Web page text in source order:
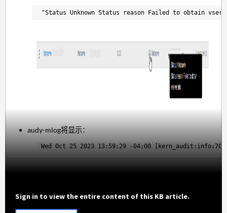
"Status Unknown Status reason Failed to obtain
audy-mlog将显示：
Wed Oct 25 2023 13:59:29 -04:00
Sign in to view the entire content of this KB article.